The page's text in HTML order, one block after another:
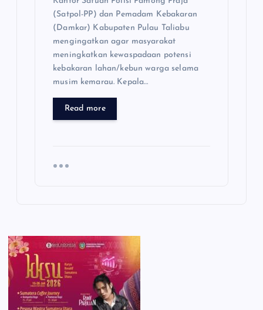
(Satpol-PP) dan Pemadam Kebakaran
(Damkar) Kabupaten Pulau Taliabu
mengingatkan agar masyarakat
meningkatkan kewaspadaan potensi
kebakaran lahan/kebun warga selama
musim kemarau. Kepala…
Read more